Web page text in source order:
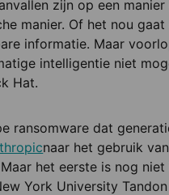
zijn op een
manier. Of het nou
informatie. Maar
intelligentie niet
Hat.
ransomware dat
naar het gebruik
het eerste is nog
York University